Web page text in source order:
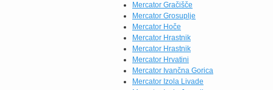
Mercator Gračišče
Mercator Grosuplje
Mercator Hoče
Mercator Hrastnik
Mercator Hrastnik
Mercator Hrvatini
Mercator Ivančna Gorica
Mercator Izola Livade